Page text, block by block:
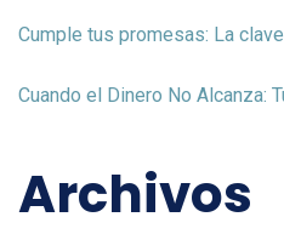
Cumple tus promesas: La
Cuando el Dinero No Alcanza:
Archivos